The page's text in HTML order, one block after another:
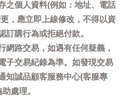
之個人資料(例如：地址、電話
，應立即上線修改，不得以資
訂購行為或拒絕付款。
網路交易，如遇有任何疑義，
子交易紀錄為準。如發現交易
知誠品顧客服務中心(客服專
處理。